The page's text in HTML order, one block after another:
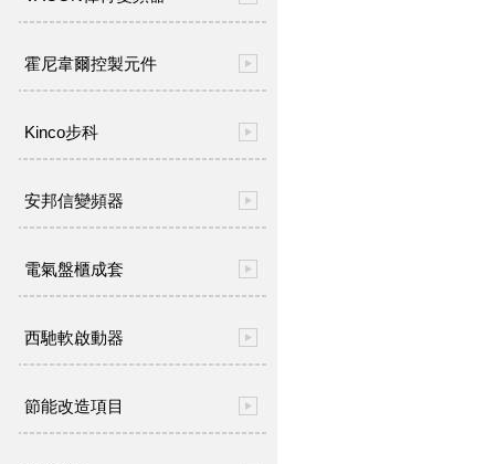
霍尼韋爾控製元件
Kinco步科
安邦信變頻器
電氣盤櫃成套
西馳軟啟動器
節能改造項目